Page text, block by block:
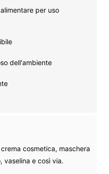
per uso
dell'ambiente
cosmetica, maschera
vaselina e così via.